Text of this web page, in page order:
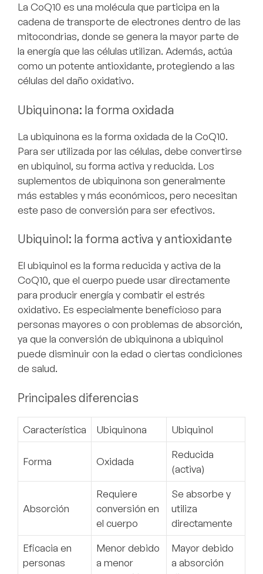
La CoQ10 es una molécula que participa en la
cadena de transporte de electrones dentro de las
mitocondrias, donde se genera la mayor parte de
la energía que las células utilizan. Además, actúa
como un potente antioxidante, protegiendo a las
células del daño oxidativo.
Ubiquinona: la forma oxidada
La ubiquinona es la forma oxidada de la CoQ10.
Para ser utilizada por las células, debe convertirse
en ubiquinol, su forma activa y reducida. Los
suplementos de ubiquinona son generalmente
más estables y más económicos, pero necesitan
este paso de conversión para ser efectivos.
Ubiquinol: la forma activa y antioxidante
El ubiquinol es la forma reducida y activa de la
CoQ10, que el cuerpo puede usar directamente
para producir energía y combatir el estrés
oxidativo. Es especialmente beneficioso para
personas mayores o con problemas de absorción,
ya que la conversión de ubiquinona a ubiquinol
puede disminuir con la edad o ciertas condiciones
de salud.
Principales diferencias
Característica Ubiquinona Ubiquinol
Forma Oxidada
Reducida
(activa)
Absorción
Requiere
conversión en
el cuerpo
Se absorbe y
utiliza
directamente
Eficacia en
personas
Menor debido
a menor
Mayor debido
a absorción